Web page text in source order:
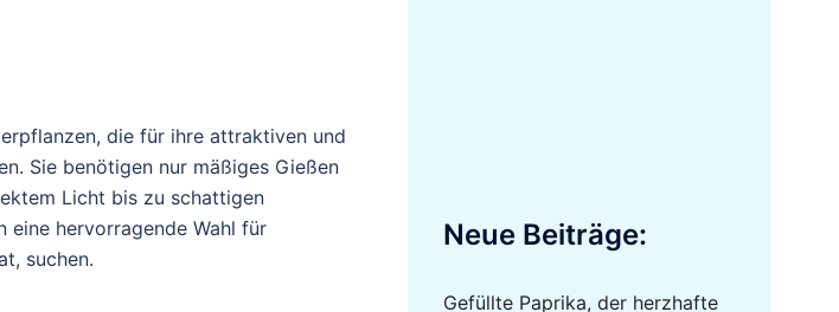
die für ihre attraktiven und
Sie benötigen nur mäßiges Gießen
Licht bis zu schattigen
eine hervorragende Wahl für
suchen.
Neue Beiträge:
Gefüllte Paprika, der herzhafte